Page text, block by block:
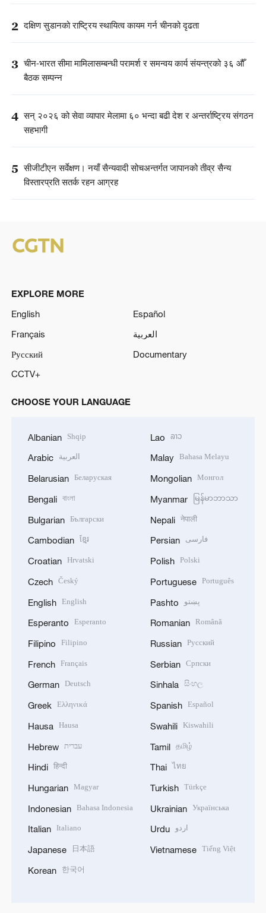
2 दक्षिण सुडानको राष्ट्रिय स्थायित्व कायम गर्न चीनको दृढता
3 चीन-भारत सीमा मामिलासम्बन्धी परामर्श र समन्वय कार्य संयन्त्रको ३६ औँ
बैठक सम्पन्न
4 सन् २०२६ को सेवा व्यापार मेलामा ६० भन्दा बढी देश र अन्तर्राष्ट्रिय संगठन
सहभागी
5 सीजीटीएन सर्वेक्षण। नयाँ सैन्यवादी सोचअन्तर्गत जापानको तीव्र सैन्य
विस्तारप्रति सतर्क रहन आग्रह
EXPLORE MORE
English
Español
Français
العربية
Русский
Documentary
CCTV+
CHOOSE YOUR LANGUAGE
Albanian Shqip
Arabic العربية
Belarusian Беларуская
Bengali বাংলা
Bulgarian Български
Cambodian ខ្មែរ
Croatian Hrvatski
Czech Český
English English
Esperanto Esperanto
Filipino Filipino
French Français
German Deutsch
Greek Ελληνικά
Hausa Hausa
Hebrew עברית
Hindi हिन्दी
Hungarian Magyar
Indonesian Bahasa Indonesia
Italian Italiano
Japanese 日本語
Korean 한국어
Lao ລາວ
Malay Bahasa Melayu
Mongolian Монгол
Myanmar မြန်မာဘာသာ
Nepali नेपाली
Persian فارسی
Polish Polski
Portuguese Português
Pashto پښتو
Romanian Română
Russian Русский
Serbian Српски
Sinhala සිංහල
Spanish Español
Swahili Kiswahili
Tamil தமிழ்
Thai ไทย
Turkish Türkçe
Ukrainian Українська
Urdu اردو
Vietnamese Tiếng Việt